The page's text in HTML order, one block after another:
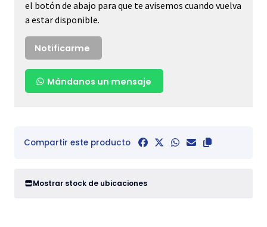
el botón de abajo para que te avisemos cuando vuelva
a estar disponible.
Notificarme
Mándanos un mensaje
Compartir este producto
Mostrar stock de ubicaciones